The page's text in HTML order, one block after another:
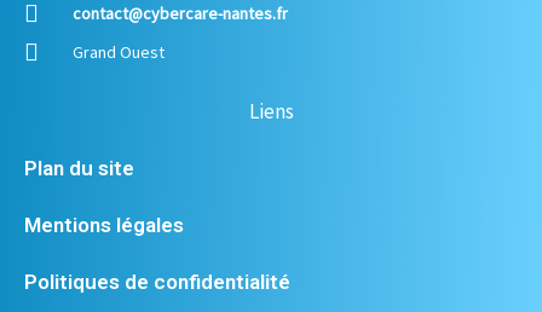
contact@cybercare-nantes.fr
Grand Ouest
Liens
Plan du site
Mentions légales
Politiques de confidentialité